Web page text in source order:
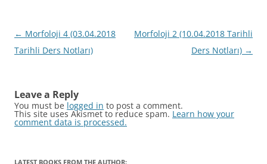
Post
navigation
← Morfoloji 4 (03.04.2018
Tarihli Ders Notları)
Morfoloji 2 (10.04.2018 Tarihli
Ders Notları) →
Leave a Reply
You must be logged in to post a comment.
This site uses Akismet to reduce spam. Learn how your
comment data is processed.
LATEST BOOKS FROM THE AUTHOR: